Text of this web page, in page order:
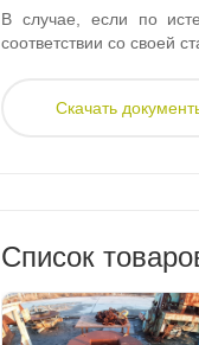
Список
В случае, если по
соответствии со своей
Скачать